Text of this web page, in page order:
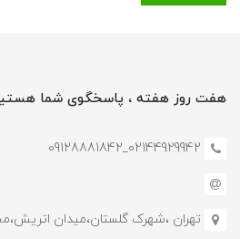
هفت روز هفته ، پاسخگوی شما
02144929942_09128881842
تهران ،شهرک گلستان،میدان